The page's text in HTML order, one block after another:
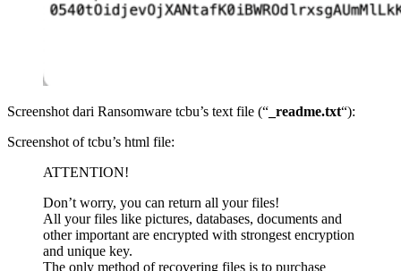
Screenshot dari Ransomware tcbu’s text file (“ _readme.txt“):
Screenshot of tcbu’s html file:
ATTENTION!
Don’t worry, you can return all your files!
All your files like pictures, databases, documents and
other important are encrypted with strongest encryption
and unique key.
The only method of recovering files is to purchase